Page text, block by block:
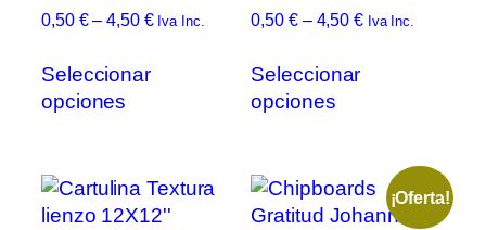
0,50 € – 4,50 €Rango
Iva Inc.
Seleccionar
opciones
producto
tiene
Las
opciones
0,50 € – 4,50€Rango
Iva Inc.
Seleccionar
opciones
Las
¡Oferta!